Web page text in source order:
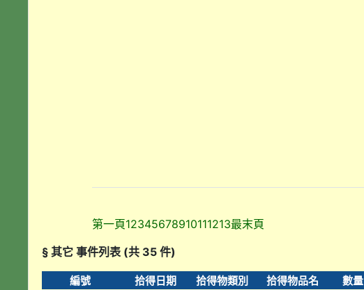
第一頁12345678910111213最末頁
§ 其它 事件列表 (共 35 件)
編號 拾得日期 拾得物類別 拾得物品名 數量